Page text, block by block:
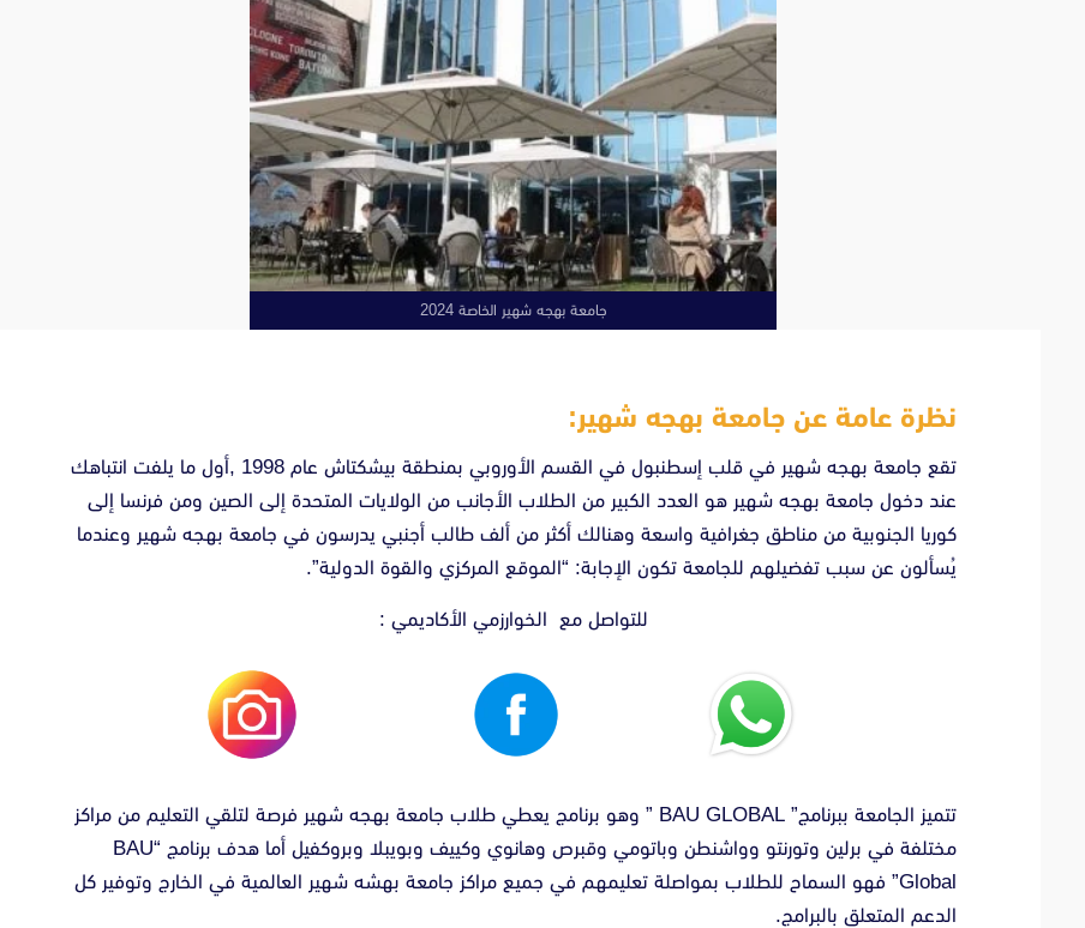
جامعة بهجه شهير الخاصة 2024
نظرة عامة عن جامعة بهجه شهير:
تقع جامعة بهجه شهير في قلب إسطنبول في القسم الأوروبي بمنطقة بيشكتاش عام 1998 ,أول ما يلفت انتباهك
عند دخول جامعة بهجه شهير هو العدد الكبير من الطلاب الأجانب من الولايات المتحدة إلى الصين ومن فرنسا إلى
كوريا الجنوبية من مناطق جغرافية واسعة وهنالك أكثر من ألف طالب أجنبي يدرسون في جامعة بهجه شهير وعندما
يُسألون عن سبب تفضيلهم للجامعة تكون الإجابة: “الموقع المركزي والقوة الدولية”.
للتواصل مع الخوارزمي الأكاديمي :
تتميز الجامعة ببرنامج” BAU GLOBAL ” وهو برنامج يعطي طلاب جامعة بهجه شهير فرصة لتلقي التعليم من مراكز
مختلفة في برلين وتورنتو وواشنطن وباتومي وقبرص وهانوي وكييف وبويبلا وبروكفيل أما هدف برنامج “BAU
Global” فهو السماح للطلاب بمواصلة تعليمهم في جميع مراكز جامعة بهشه شهير العالمية في الخارج وتوفير كل
الدعم المتعلق بالبرامج.